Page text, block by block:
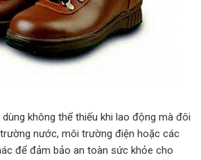
dùng không thể thiếu khi lao động mà đôi
nước, môi trường điện hoặc các
để đảm bảo an toàn sức khỏe cho